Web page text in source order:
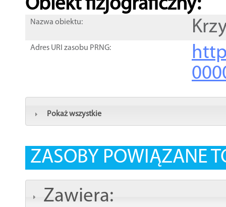
Obiekt fizjograficzny:
Nazwa obiektu:
Adres URI zasobu PRNG:
Pokaż wszystkie
ZASOBY POWIĄZANE
Zawiera: